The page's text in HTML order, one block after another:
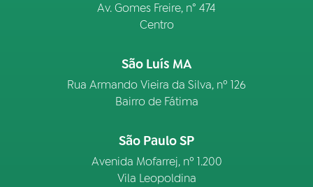
Av. Gomes Freire, n° 474
Centro
São Luís MA
Rua Armando Vieira da Silva, nº 126
Bairro de Fátima
São Paulo SP
Avenida Mofarrej, nº 1.200
Vila Leopoldina